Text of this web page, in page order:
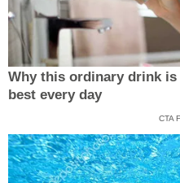
Why this ordinary drink
best every day
CTA